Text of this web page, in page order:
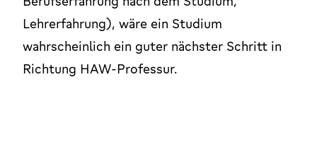
Lehrerfahrung), wäre ein Studium
wahrscheinlich ein guter nächster Schritt in
Richtung HAW-Professur.